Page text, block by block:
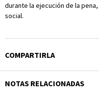
durante la ejecución de la
social.
COMPARTIRLA
NOTAS RELACIONADAS